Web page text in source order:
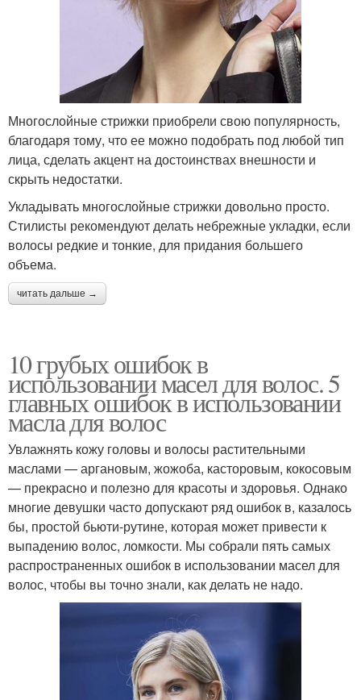
Многослойные стрижки приобрели свою популярность,
благодаря тому, что ее можно подобрать под любой тип
лица, сделать акцент на достоинствах внешности и
скрыть недостатки.
Укладывать многослойные стрижки довольно просто.
Стилисты рекомендуют делать небрежные укладки, если
волосы редкие и тонкие, для придания большего
объема.
читать дальше →
10 грубых ошибок в
использовании масел для волос. 5
главных ошибок в использовании
масла для волос
Увлажнять кожу головы и волосы растительными
маслами — аргановым, жожоба, касторовым, кокосовым
— прекрасно и полезно для красоты и здоровья. Однако
многие девушки часто допускают ряд ошибок в, казалось
бы, простой бьюти-рутине, которая может привести к
выпадению волос, ломкости. Мы собрали пять самых
распространенных ошибок в использовании масел для
волос, чтобы вы точно знали, как делать не надо.